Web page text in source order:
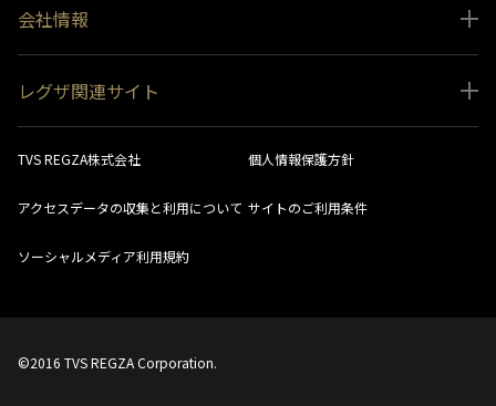
インフォメーション 一覧
生産終了商品一覧
ソフトウェアダウンロード情報
レグザリンク総合ナビ
会社情報
ニュース
会社概要
社会環境活動
採用情報
レグザ関連サイト
レグザ オンラインストア
レグザ メンバーズ
法人向けサイト
視聴分析サービス
TVS REGZA株式会社 個人情報保護方針
アクセスデータの収集と利用について サイトのご利用条件
ソーシャルメディア利用規約
©2016 TVS REGZA Corporation.